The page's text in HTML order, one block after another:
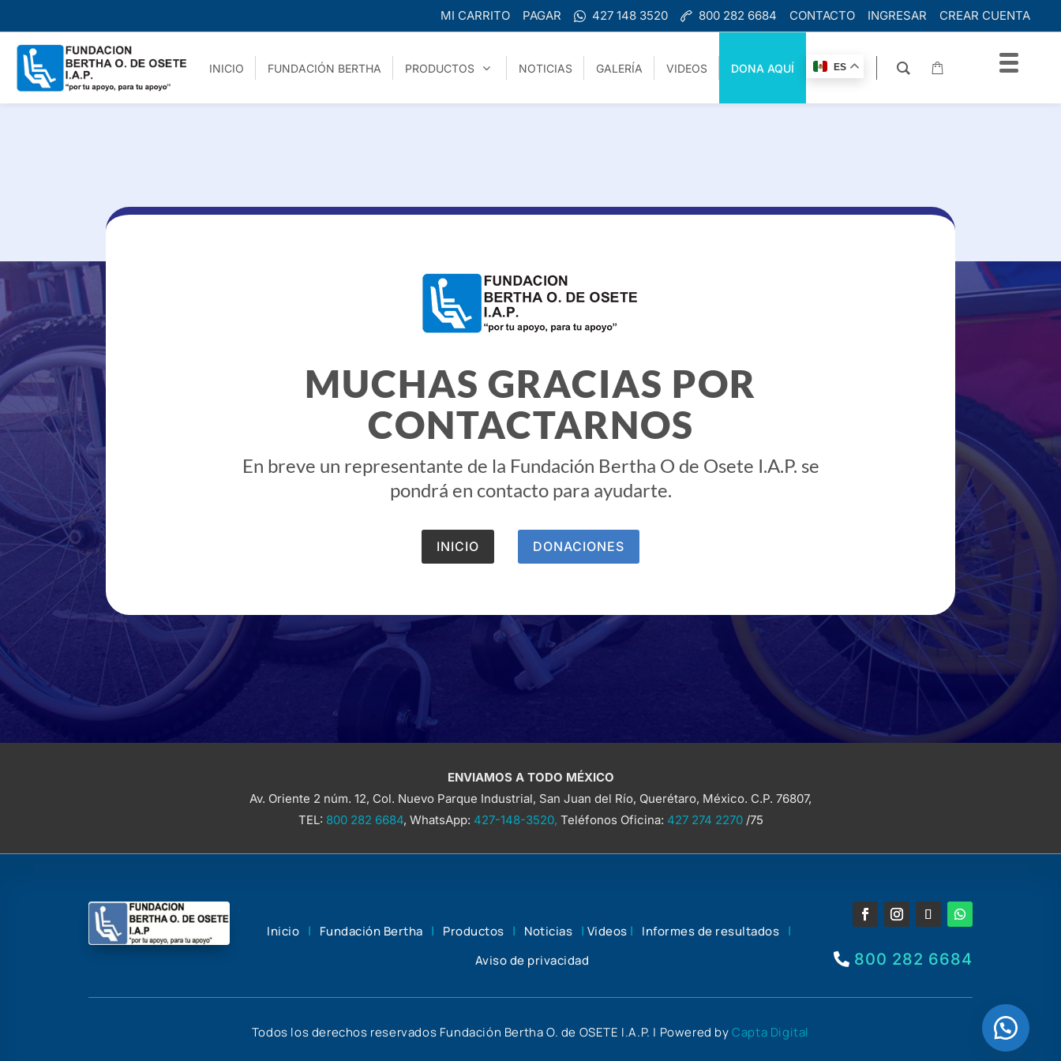
MI CARRITO PAGAR 427 148 3520 800 282 6684 CONTACTO INGRESAR CREAR CUENTA
INICIO FUNDACIÓN BERTHA PRODUCTOS NOTICIAS GALERÍA VIDEOS DONA AQUÍ ES
MUCHAS GRACIAS POR
CONTACTARNOS
En breve un representante de la Fundación Bertha O de Osete I.A.P. se
pondrá en contacto para ayudarte.
INICIO DONACIONES
ENVIAMOS A TODO MÉXICO
Av. Oriente 2 núm. 12, Col. Nuevo Parque Industrial, San Juan del Río, Querétaro, México. C.P. 76807,
TEL: 800 282 6684, WhatsApp: 427-148-3520, Teléfonos Oficina: 427 274 2270/75
Inicio | Fundación Bertha | Productos | Noticias | Videos | Informes de resultados |
Aviso de privacidad 800 282 6684
Todos los derechos reservados Fundación Bertha O. de OSETE I.A.P. | Powered byCapta Digital